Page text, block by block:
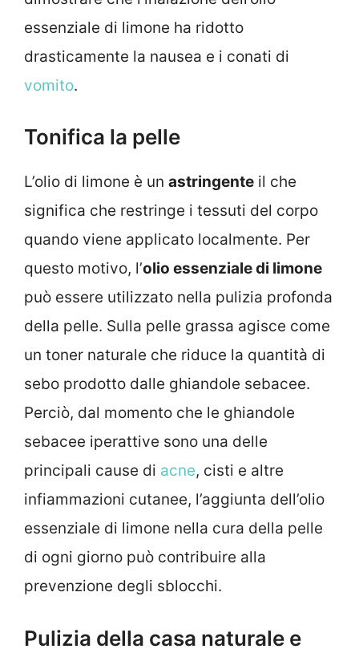
essenziale di limone ha ridotto
drasticamente la nausea e i conati di
vomito.
Tonifica la pelle
L’olio di limone è un astringente il che
significa che restringe i tessuti del corpo
quando viene applicato localmente. Per
questo motivo, l’olio essenziale di limone
può essere utilizzato nella pulizia profonda
della pelle. Sulla pelle grassa agisce come
un toner naturale che riduce la quantità di
sebo prodotto dalle ghiandole sebacee.
Perciò, dal momento che le ghiandole
sebacee iperattive sono una delle
principali cause di acne, cisti e altre
infiammazioni cutanee, l’aggiunta dell’olio
essenziale di limone nella cura della pelle
di ogni giorno può contribuire alla
prevenzione degli sblocchi.
Pulizia della casa naturale e